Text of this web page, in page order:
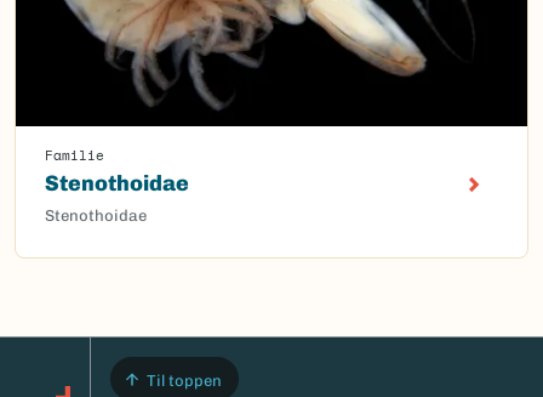
Familie
Stenothoidae
Stenothoidae
Til toppen